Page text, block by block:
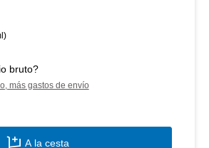
bruto?
más gastos de envío
introduce la
A la cesta